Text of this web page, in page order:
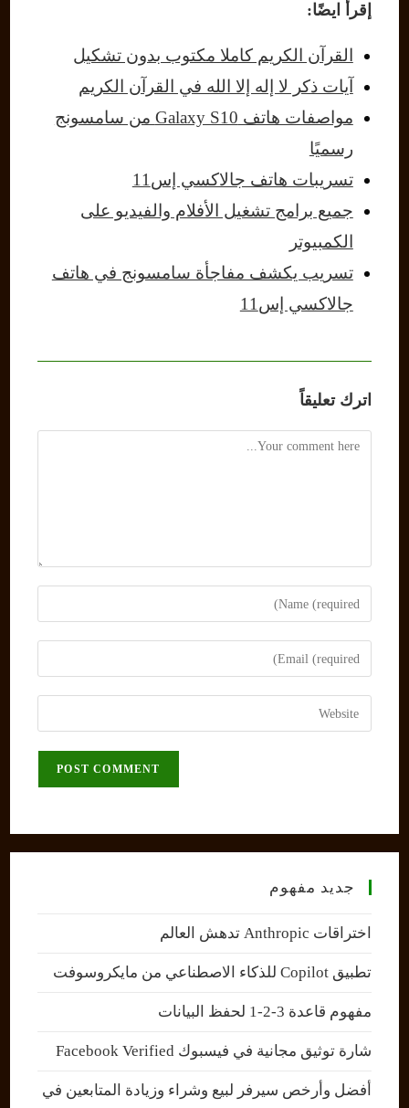
إقرأ ايضًا:
القرآن الكريم كاملا مكتوب بدون تشكيل
آيات ذكر لا إله إلا الله في القرآن الكريم
مواصفات هاتف Galaxy S10 من سامسونج
رسميًا
تسريبات هاتف جالاكسي إس11
جميع برامج تشغيل الأفلام والفيديو على
الكمبيوتر
تسريب يكشف مفاجأة سامسونج في هاتف
جالاكسي إس11
اترك تعليقاً
Comment
Enter
your
name
comment
Enter
your
email
address
Enter
your
جديد مفهوم
اختراقات Anthropic تدهش العالم
تطبيق Copilot للذكاء الاصطناعي من مايكروسوفت
مفهوم قاعدة 3-2-1 لحفظ البيانات
شارة توثيق مجانية في فيسبوك Facebook Verified
أفضل وأرخص سيرفر لبيع وشراء وزيادة المتابعين في